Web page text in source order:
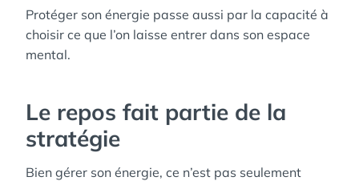
Protéger son énergie passe aussi par la capacité à
choisir ce que l’on laisse entrer dans son espace
mental.
Le repos fait partie de la
stratégie
Bien gérer son énergie, ce n’est pas seulement